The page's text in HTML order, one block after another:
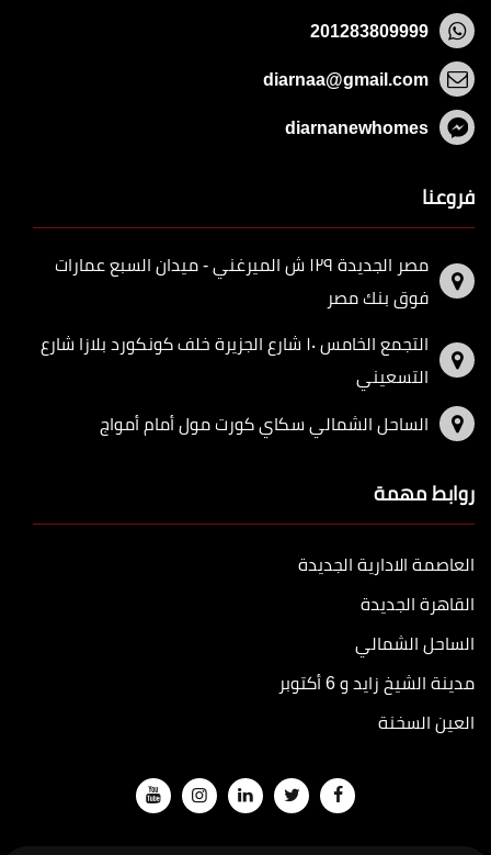
201283809999
diarnaa@gmail.com
diarnanewhomes
فروعنا
مصر الجديدة ١٢٩ ش الميرغني - ميدان السبع عمارات
فوق بنك مصر
التجمع الخامس ١٠ شارع الجزيرة خلف كونكورد بلازا شارع
التسعيني
الساحل الشمالي سكاي كورت مول أمام أمواج
روابط مهمة
العاصمة الادارية الجديدة
القاهرة الجديدة
الساحل الشمالي
مدينة الشيخ زايد و 6 أكتوبر
العين السخنة